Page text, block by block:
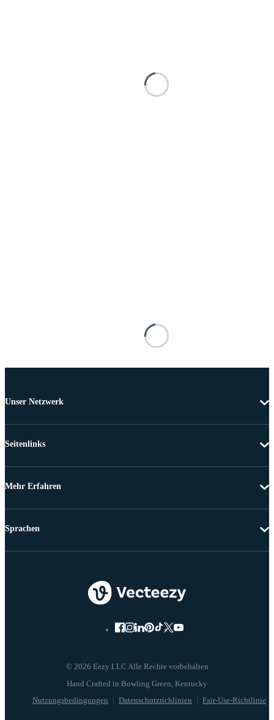
Unser Netzwerk
Seitenlinks
Mehr Erfahren
© 2026 Eezy LLC Alle Rechte vorbehalten
Nutzungsbedingungen Datenschutzrichlinien Fair-Use-Richtlinie
Sprachen